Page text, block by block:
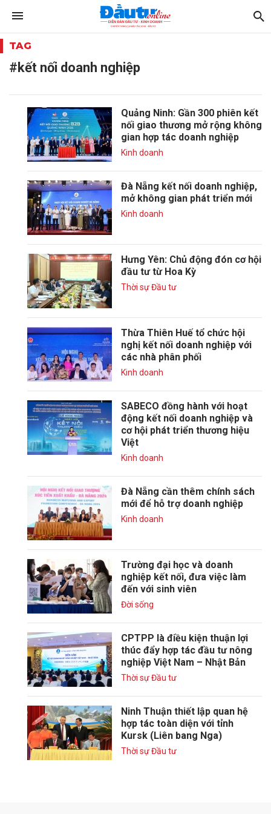
TAG
#kết nối doanh nghiệp
Quảng Ninh: Gần 300 phiên kết
nối giao thương mở rộng không
gian hợp tác doanh nghiệp
Kinh doanh
Đà Nẵng kết nối doanh nghiệp,
mở không gian phát triển mới
Kinh doanh
Hưng Yên: Chủ động đón cơ hội
đầu tư từ Hoa Kỳ
Thời sự Đầu tư
Thừa Thiên Huế tổ chức hội
nghị kết nối doanh nghiệp với
các nhà phân phối
Kinh doanh
SABECO đồng hành với hoạt
động kết nối doanh nghiệp và
cơ hội phát triển thương hiệu
Việt
Kinh doanh
Đà Nẵng cần thêm chính sách
mới để hỗ trợ doanh nghiệp
Kinh doanh
Trường đại học và doanh
nghiệp kết nối, đưa việc làm
đến với sinh viên
Đời sống
CPTPP là điều kiện thuận lợi
thúc đẩy hợp tác đầu tư nông
nghiệp Việt Nam – Nhật Bản
Thời sự Đầu tư
Ninh Thuận thiết lập quan hệ
hợp tác toàn diện với tỉnh
Kursk (Liên bang Nga)
Thời sự Đầu tư